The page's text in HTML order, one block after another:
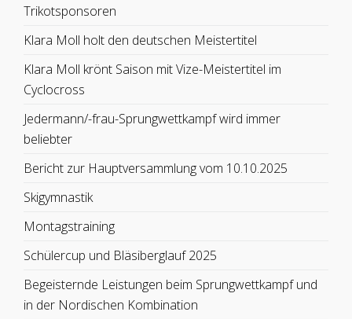
Trikotsponsoren
Klara Moll holt den deutschen Meistertitel
Klara Moll krönt Saison mit Vize-Meistertitel im
Cyclocross
Jedermann/-frau-Sprungwettkampf wird immer
beliebter
Bericht zur Hauptversammlung vom 10.10.2025
Skigymnastik
Montagstraining
Schülercup und Bläsiberglauf 2025
Begeisternde Leistungen beim Sprungwettkampf und
in der Nordischen Kombination